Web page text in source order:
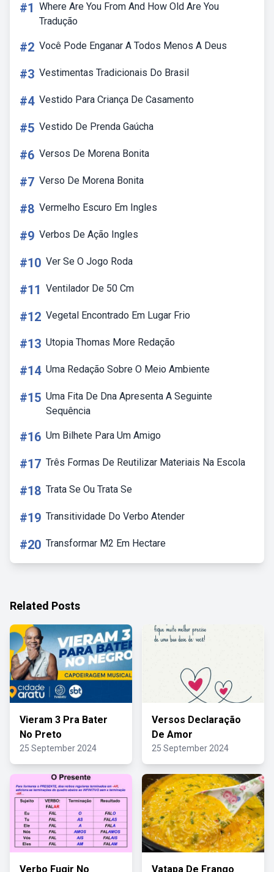
#1 Where Are You From And How Old Are You
Tradução
#2 Você Pode Enganar A Todos Menos A Deus
#3 Vestimentas Tradicionais Do Brasil
#4 Vestido Para Criança De Casamento
#5 Vestido De Prenda Gaúcha
#6 Versos De Morena Bonita
#7 Verso De Morena Bonita
#8 Vermelho Escuro Em Ingles
#9 Verbos De Ação Ingles
#10 Ver Se O Jogo Roda
#11 Ventilador De 50 Cm
#12 Vegetal Encontrado Em Lugar Frio
#13 Utopia Thomas More Redação
#14 Uma Redação Sobre O Meio Ambiente
#15 Uma Fita De Dna Apresenta A Seguinte
Sequência
#16 Um Bilhete Para Um Amigo
#17 Três Formas De Reutilizar Materiais Na Escola
#18 Trata Se Ou Trata Se
#19 Transitividade Do Verbo Atender
#20 Transformar M2 Em Hectare
Related Posts
Vieram 3 Pra Bater
No Preto
25 September 2024
Versos Declaração
De Amor
25 September 2024
Verbo Fugir No Vatapa De Frango